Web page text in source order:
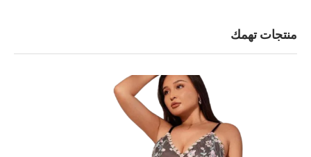
منتجات تهمك